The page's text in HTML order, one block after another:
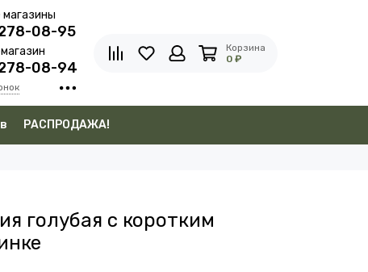
магазины
08-95
08-94
Корзина
0 ₽
РАСПРОДАЖА!
голубая с коротким